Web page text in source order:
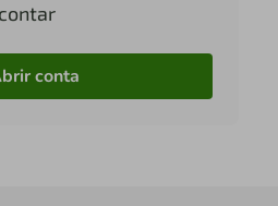
conta